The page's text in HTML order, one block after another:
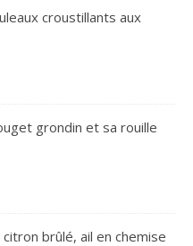
croustillants aux
grondin et sa rouille
brûlé, ail en chemise